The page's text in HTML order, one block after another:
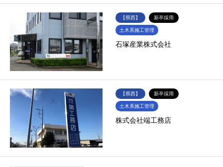
【県西】 新卒採用
土木系施工管理
石塚産業株式会社
【県西】 新卒採用
土木系施工管理
株式会社端工務店